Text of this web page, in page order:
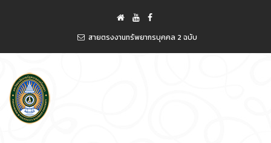
สายตรงงานทรัพยากรบุคคล 2 ฉบับ